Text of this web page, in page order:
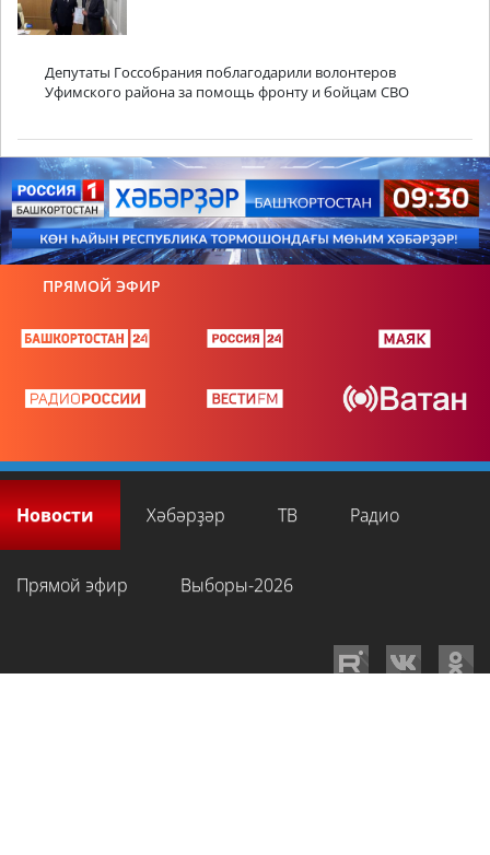
Депутаты Госсобрания поблагодарили волонтеров
Уфимского района за помощь фронту и бойцам СВО
ПРЯМОЙ ЭФИР
Новости Хәбәрҙәр ТВ Радио
Прямой эфир Выборы-2026